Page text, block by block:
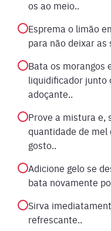
os ao meio..
Esprema o limão
para não deixar as
Bata os morangos
liquidificador junto
adoçante..
Prove a mistura e,
quantidade de mel
gosto..
Adicione gelo se
bata novamente
Sirva
refrescante..